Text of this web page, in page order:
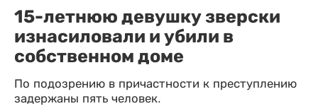
15-летнюю девушку зверски
изнасиловали и убили в
собственном доме
По подозрению в причастности к преступлению
задержаны пять человек.